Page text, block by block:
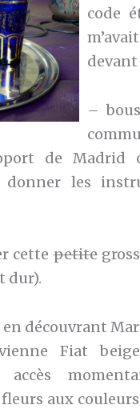
code
devant
–
de
les
cettepetite
dur).
découvrant
Fiat
aux